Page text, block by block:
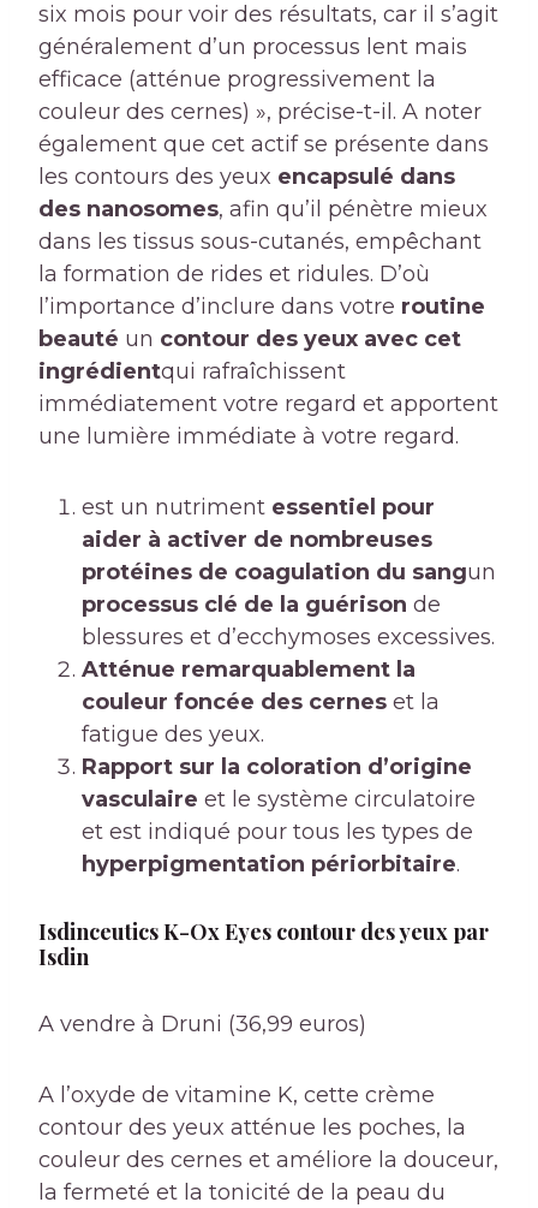
six mois pour voir des résultats, car il s’agit
généralement d’un processus lent mais
efficace (atténue progressivement la
couleur des cernes) », précise-t-il. A noter
également que cet actif se présente dans
les contours des yeux encapsulé dans
des nanosomes, afin qu’il pénètre mieux
dans les tissus sous-cutanés, empêchant
la formation de rides et ridules. D’où
l’importance d’inclure dans votre routine
beauté un contour des yeux avec cet
ingrédientqui rafraîchissent
immédiatement votre regard et apportent
une lumière immédiate à votre regard.
est un nutriment essentiel pour
aider à activer de nombreuses
protéines de coagulation du sangun
processus clé de la guérison de
blessures et d’ecchymoses excessives.
Atténue remarquablement la
couleur foncée des cernes et la
fatigue des yeux.
Rapport sur la coloration d’origine
vasculaire et le système circulatoire
et est indiqué pour tous les types de
hyperpigmentation périorbitaire.
Isdinceutics K-Ox Eyes contour des yeux par
Isdin
A vendre à Druni (36,99 euros)
A l’oxyde de vitamine K, cette crème
contour des yeux atténue les poches, la
couleur des cernes et améliore la douceur,
la fermeté et la tonicité de la peau du